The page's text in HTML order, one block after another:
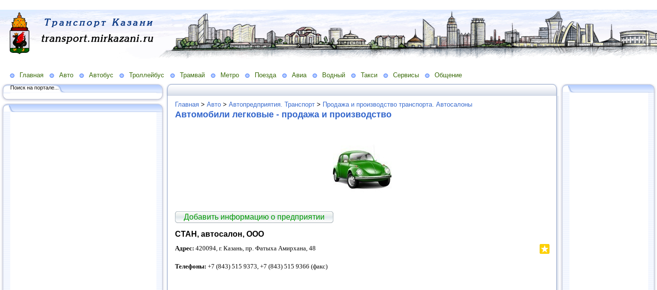
Главная Авто Автобус Троллейбус Трамвай Метро Поезда Авиа Водный Такси Сервисы Общение
Поиск на портале...
Главная > Авто > Автопредприятия. Транспорт > Продажа и производство транспорта. Автосалоны
Автомобили легковые - продажа и производство
Добавить информацию о предприятии
СТАН, автосалон, ООО
Адрес: 420094, г. Казань, пр. Фатыха Амирхана, 48
Телефоны: +7 (843) 515 9373, +7 (843) 515 9366 (факс)